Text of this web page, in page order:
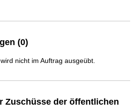
(0)
nicht im Auftrag ausgeübt.
Zuschüsse der öffentlichen